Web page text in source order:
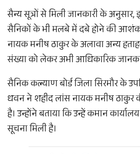
सैन्य सूत्रों से मिली जानकारी के
सैनिकों के भी मलबे में दबे होने की
नायक मनीष ठाकुर के अलावा अन्य
संख्या को लेकर अभी आधिकारिक
सैनिक कल्याण बोर्ड जिला सिरमौर के
धवन ने शहीद लांस नायक मनीष ठाकुर
है। उन्होंने बताया कि उन्हें कमान
सूचना मिली है।